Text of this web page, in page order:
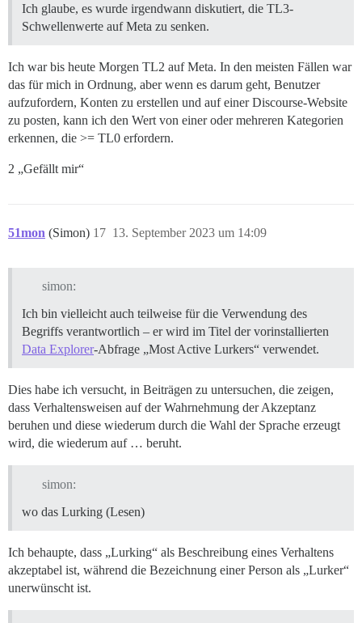
Ich glaube, es wurde irgendwann diskutiert, die TL3-
Schwellenwerte auf Meta zu senken.
Ich war bis heute Morgen TL2 auf Meta. In den meisten Fällen war
das für mich in Ordnung, aber wenn es darum geht, Benutzer
aufzufordern, Konten zu erstellen und auf einer Discourse-Website
zu posten, kann ich den Wert von einer oder mehreren Kategorien
erkennen, die >= TL0 erfordern.
2 „Gefällt mir“
51mon (Simon) 13. September 2023 um 14:09
17
simon:
Ich bin vielleicht auch teilweise für die Verwendung des
Begriffs verantwortlich – er wird im Titel der vorinstallierten
Data Explorer-Abfrage „Most Active Lurkers“ verwendet.
Dies habe ich versucht, in Beiträgen zu untersuchen, die zeigen,
dass Verhaltensweisen auf der Wahrnehmung der Akzeptanz
beruhen und diese wiederum durch die Wahl der Sprache erzeugt
wird, die wiederum auf … beruht.
simon:
wo das Lurking (Lesen)
Ich behaupte, dass „Lurking“ als Beschreibung eines Verhaltens
akzeptabel ist, während die Bezeichnung einer Person als „Lurker“
unerwünscht ist.